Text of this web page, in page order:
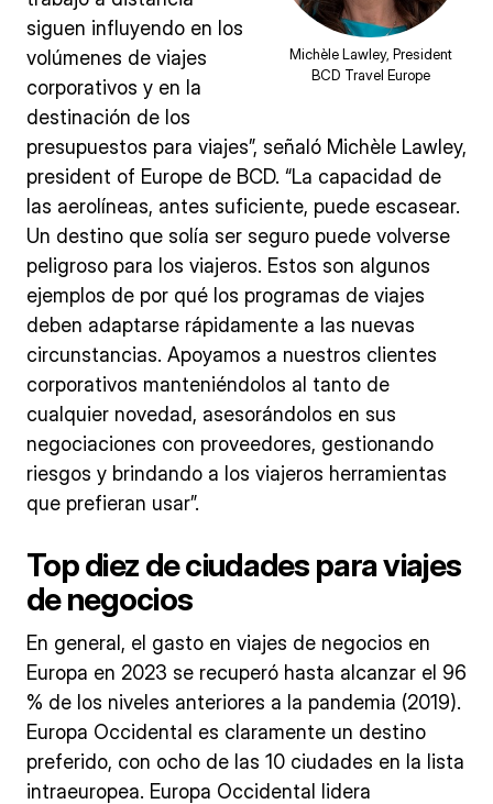
Michèle Lawley, President
BCD Travel Europe
siguen influyendo en los
volúmenes de viajes
corporativos y en la
destinación de los
presupuestos para viajes”, señaló Michèle Lawley,
president of Europe de BCD. “La capacidad de
las aerolíneas, antes suficiente, puede escasear.
Un destino que solía ser seguro puede volverse
peligroso para los viajeros. Estos son algunos
ejemplos de por qué los programas de viajes
deben adaptarse rápidamente a las nuevas
circunstancias. Apoyamos a nuestros clientes
corporativos manteniéndolos al tanto de
cualquier novedad, asesorándolos en sus
negociaciones con proveedores, gestionando
riesgos y brindando a los viajeros herramientas
que prefieran usar”.
Top diez de ciudades para viajes
de negocios
En general, el gasto en viajes de negocios en
Europa en 2023 se recuperó hasta alcanzar el 96
% de los niveles anteriores a la pandemia (2019).
Europa Occidental es claramente un destino
preferido, con ocho de las 10 ciudades en la lista
intraeuropea. Europa Occidental lidera